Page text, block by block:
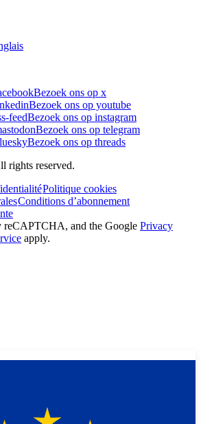
Bezoek ons op x
Bezoek ons op youtube
feedBezoek ons op instagram
Bezoek ons op telegram
Bezoek ons op threads
rights reserved.
Politique cookies
Conditions d’abonnement
reCAPTCHA, and the Google Privacy
apply.